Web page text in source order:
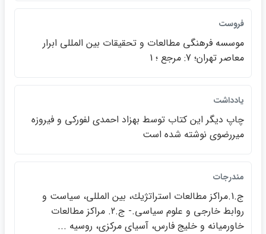
فروست
موسسه فرهنگي مطالعات و تحقيقات بين المللي ابرار
معاصر تهران؛ 7: مرجع ؛ 1
يادداشت
چاپ ديگر اين كتاب توسط بهزاد احمدي لفوركي و فيروزه
ميررضوي نوشته شده است
مندرجات
ج.1.مراكز مطالعات استراتژيك، بين المللي، سياست و
روابط خارجي و علوم سياسي.- ج.2. مراكز مطالعات
خاورميانه و خليج فارس، آسياي مركزي، روسيه ...